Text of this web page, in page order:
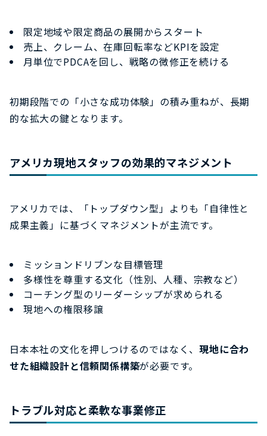
限定地域や限定商品の展開からスタート
売上、クレーム、在庫回転率などKPIを設定
月単位でPDCAを回し、戦略の微修正を続ける
初期段階での「小さな成功体験」の積み重ねが、長期
的な拡大の鍵となります。
アメリカ現地スタッフの効果的マネジメント
アメリカでは、「トップダウン型」よりも「自律性と
成果主義」に基づくマネジメントが主流です。
ミッションドリブンな目標管理
多様性を尊重する文化（性別、人種、宗教など）
コーチング型のリーダーシップが求められる
現地への権限移譲
日本本社の文化を押しつけるのではなく、現地に合わ
せた組織設計と信頼関係構築が必要です。
トラブル対応と柔軟な事業修正